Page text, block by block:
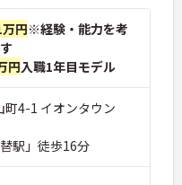
円※経験・能力を考
円入職1年目モデル
町4-1 イオンタウン
駅」徒歩16分